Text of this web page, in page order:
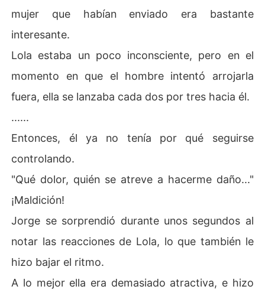
mujer que habían enviado era bastante
interesante.
Lola estaba un poco inconsciente, pero en el
momento en que el hombre intentó arrojarla
fuera, ella se lanzaba cada dos por tres hacia él.
......
Entonces, él ya no tenía por qué seguirse
controlando.
"Qué dolor, quién se atreve a hacerme daño..."
¡Maldición!
Jorge se sorprendió durante unos segundos al
notar las reacciones de Lola, lo que también le
hizo bajar el ritmo.
A lo mejor ella era demasiado atractiva, e hizo